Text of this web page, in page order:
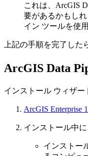
これは、ArcGIS
要があるかもし
イン ツールを使
上記の手順を完了した
ArcGIS Data
インストール ウィザー
ArcGIS Enterprise
インストール中
インストー